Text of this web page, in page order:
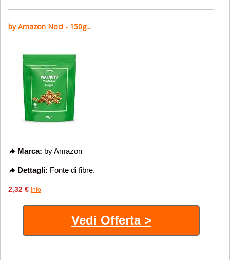
by Amazon Noci - 150g...
Marca: by Amazon
Dettagli: Fonte di fibre.
2,32 € Info
Vedi Offerta >